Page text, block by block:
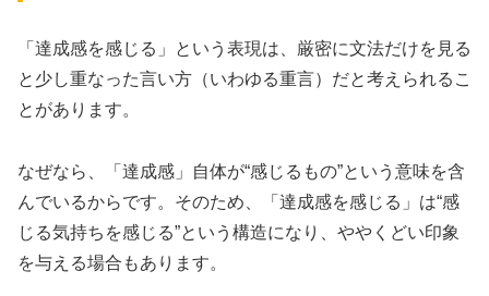
「達成感を感じる」という表現は、厳密に文法だけを見る
と少し重なった言い方（いわゆる重言）だと考えられるこ
とがあります。
なぜなら、「達成感」自体が“感じるもの”という意味を含
んでいるからです。そのため、「達成感を感じる」は“感
じる気持ちを感じる”という構造になり、ややくどい印象
を与える場合もあります。